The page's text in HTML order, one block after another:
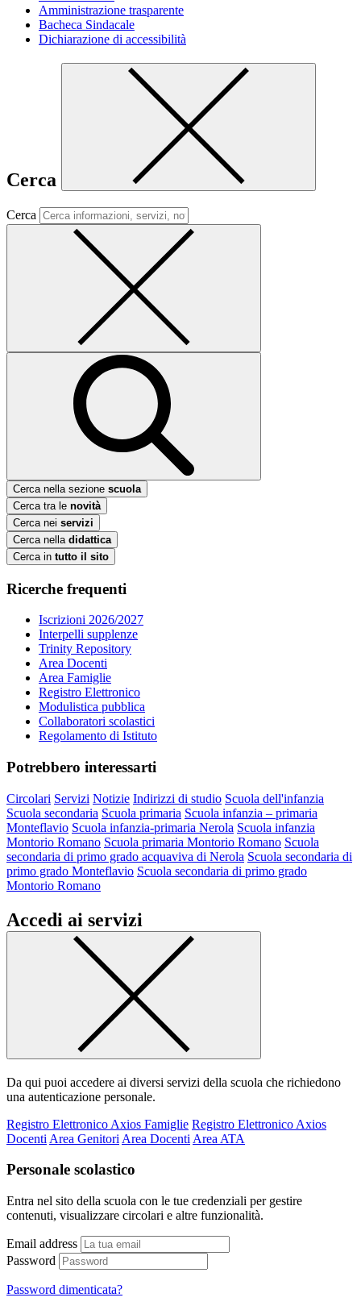
Amministrazione trasparente
Bacheca Sindacale
Dichiarazione di accessibilità
Cerca
Cerca
Cerca nella sezione scuola
Cerca tra le novità
Cerca nei servizi
Cerca nella didattica
Cerca in tutto il sito
Ricerche frequenti
Iscrizioni 2026/2027
Interpelli supplenze
Trinity Repository
Area Docenti
Area Famiglie
Registro Elettronico
Modulistica pubblica
Collaboratori scolastici
Regolamento di Istituto
Potrebbero interessarti
Circolari Servizi Notizie Indirizzi di studio Scuola dell'infanzia
Scuola secondaria Scuola primaria Scuola infanzia – primaria
Monteflavio Scuola infanzia-primaria Nerola Scuola infanzia
Montorio Romano Scuola primaria Montorio Romano Scuola
secondaria di primo grado acquaviva di Nerola Scuola secondaria di
primo grado Monteflavio Scuola secondaria di primo grado
Montorio Romano
Accedi ai servizi
Da qui puoi accedere ai diversi servizi della scuola che richiedono
una autenticazione personale.
Registro Elettronico Axios Famiglie Registro Elettronico Axios
Docenti Area Genitori Area Docenti Area ATA
Personale scolastico
Entra nel sito della scuola con le tue credenziali per gestire
contenuti, visualizzare circolari e altre funzionalità.
Email address
Password
Password dimenticata?